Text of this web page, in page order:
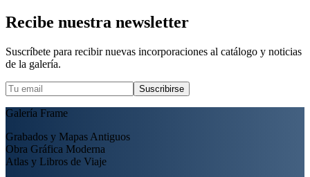
Recibe nuestra newsletter
Suscríbete para recibir nuevas incorporaciones al catálogo y noticias
de la galería.
Suscribirse
Galería Frame
Grabados y Mapas Antiguos
Obra Gráfica Moderna
Atlas y Libros de Viaje